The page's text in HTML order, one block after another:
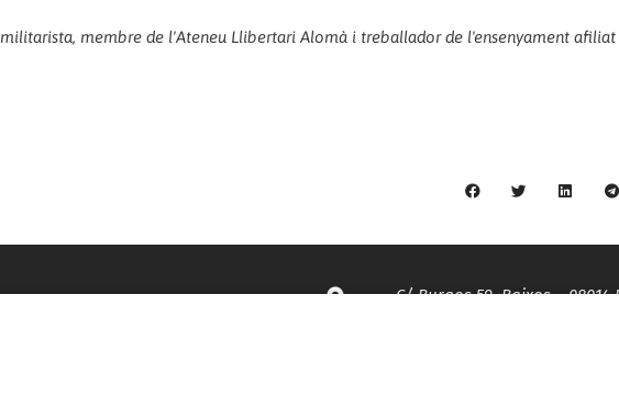
membre de l'Ateneu Llibertari Alomà i treballador de l'ensenyament afiliat
C/ Burgos 59, Baixos – 08014